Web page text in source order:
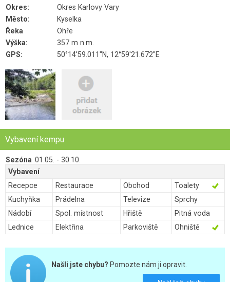
Okres:
Okres Karlovy Vary
Město:
Kyselka
Řeka
Ohře
Výška:
357 m n.m.
GPS:
50°14'59.011"N, 12°59'21.672"E
Vybavení kempu
Sezóna 01.05. - 30.10.
Vybavení
Recepce
Restaurace Obchod
Toalety
Kuchyňka
Prádelna Televize
Sprchy
Nádobí
Spol. místnost Hřiště
Pitná voda
Lednice
Elektřina Parkoviště Ohniště
Našli jste chybu? Pomozte nám ji opravit.